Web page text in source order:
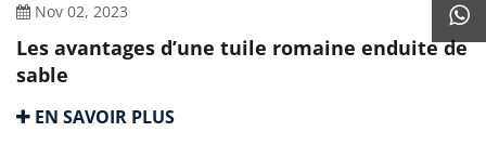
Nov 02, 2023
Les avantages d’une tuile romaine enduite de
sable
EN SAVOIR PLUS